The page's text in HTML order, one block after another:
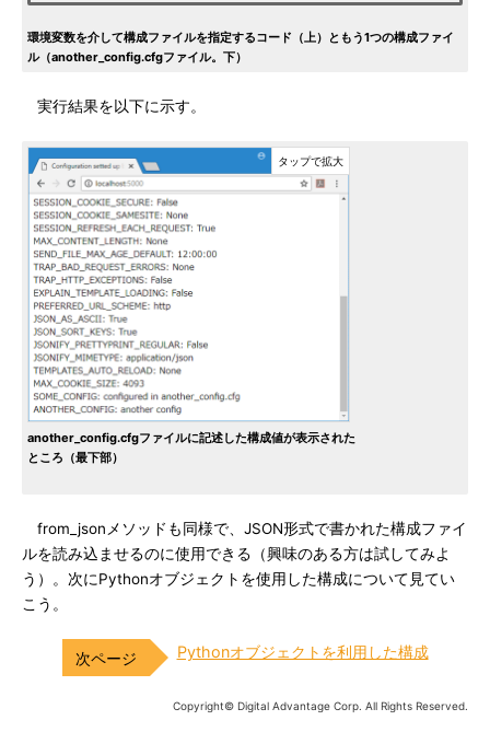
環境変数を介して構成ファイルを指定するコード（上）ともう1つの構成ファイ
ル（another_config.cfgファイル。下）
実行結果を以下に示す。
another_config.cfgファイルに記述した構成値が表示された
ところ（最下部）
from_jsonメソッドも同様で、JSON形式で書かれた構成ファイ
ルを読み込ませるのに使用できる（興味のある方は試してみよ
う）。次にPythonオブジェクトを使用した構成について見てい
こう。
Pythonオブジェクトを利用した構成
Copyright© Digital Advantage Corp. All Rights Reserved.